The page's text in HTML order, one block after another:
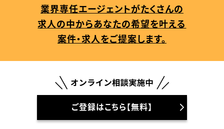
編集・ライティング
マーケティング
ディレクション
業界解説・キャリア事情
お役立ち基礎知識
Webクリエイター
アプリクリエイター
ゲームクリエイター
映像クリエイター
マーケッター
セミナー
ニュース・トレンド
Web
ゲーム・エンタメ
CREATIVE VILLAGEからのお知らせ
プロフェッショナル×つながる×メディア
業界専任エージェントがたくさんの
求人の中からあなたの希望を叶える
案件・求人をご提案します。
ご登録はこちら【無料】